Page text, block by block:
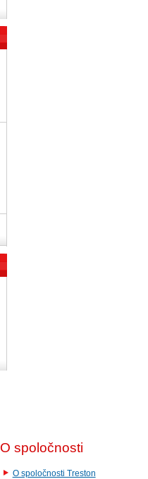
O spoločnosti
O spoločnosti Treston